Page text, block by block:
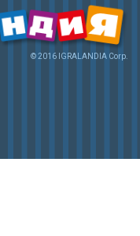
© 2016 IGRALANDIA Corp.